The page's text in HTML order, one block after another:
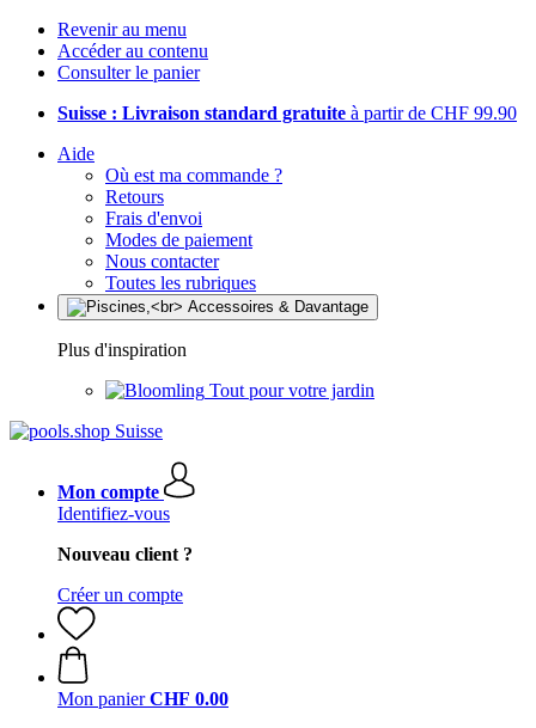
Revenir au menu
Accéder au contenu
Consulter le panier
Suisse : Livraison standard gratuite à partir de CHF 99.90
Aide
Où est ma commande ?
Retours
Frais d'envoi
Modes de paiement
Nous contacter
Toutes les rubriques
Plus d'inspiration
Tout pour votre jardin
Mon compte
Identifiez-vous
Nouveau client ?
Créer un compte
Mon panier CHF 0.00